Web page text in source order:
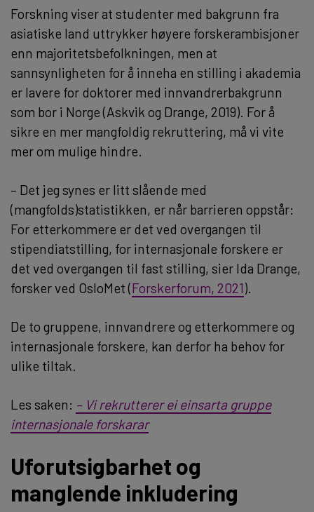
Forskning viser at studenter med bakgrunn fra
asiatiske land uttrykker høyere forskerambisjoner
enn majoritetsbefolkningen, men at
sannsynligheten for å inneha en stilling i akademia
er lavere for doktorer med innvandrerbakgrunn
som bor i Norge (Askvik og Drange, 2019). For å
sikre en mer mangfoldig rekruttering, må vi vite
mer om mulige hindre.
– Det jeg synes er litt slående med
(mangfolds)statistikken, er når barrieren oppstår:
For etterkommere er det ved overgangen til
stipendiatstilling, for internasjonale forskere er
det ved overgangen til fast stilling, sier Ida Drange,
forsker ved OsloMet (Forskerforum, 2021).
De to gruppene, innvandrere og etterkommere og
internasjonale forskere, kan derfor ha behov for
ulike tiltak.
Les saken: – Vi rekrutterer ei einsarta gruppe
internasjonale forskarar
Uforutsigbarhet og
manglende inkludering